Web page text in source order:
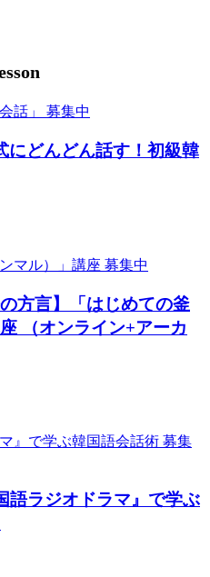
募集中
にどんどん話す！初級韓
募集中
方言】「はじめての釜
（オンライン+アーカ
募集
語ラジオドラマ』で学ぶ